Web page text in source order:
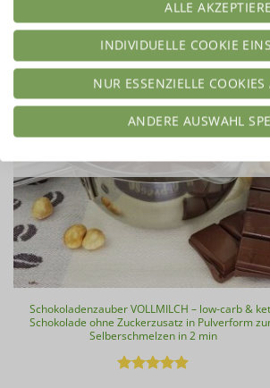
Schokoladenzauber VOLLMILCH – low-carb &
Schokolade ohne Zuckerzusatz in Pulverform
Selberschmelzen in 2 min
ALLE
INDIVIDUELLE COOKIE
NUR ESSENZIELLE COOKIES
ANDERE AUSWAHL